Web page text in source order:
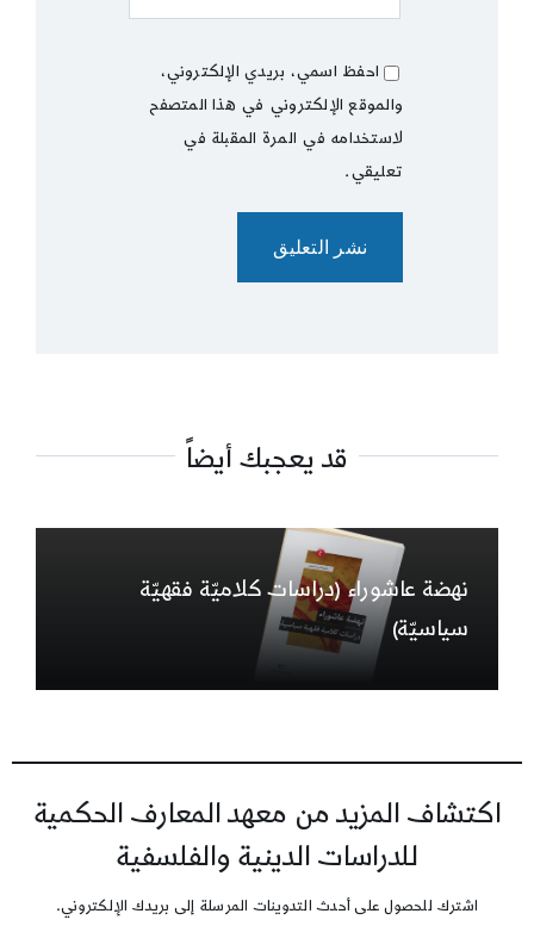
احفظ اسمي، بريدي الإلكتروني،
والموقع الإلكتروني في هذا المتصفح
لاستخدامه في المرة المقبلة في
تعليقي.
قد يعجبك أيضاً
نهضة عاشوراء (دراسات كلاميّة فقهيّة
سياسيّة)
اكتشاف المزيد من معهد المعارف الحكمية
للدراسات الدينية والفلسفية
اشترك للحصول على أحدث التدوينات المرسلة إلى بريدك الإلكتروني.